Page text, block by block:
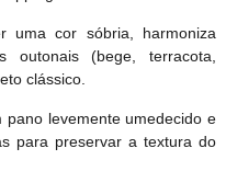
uma cor sóbria, harmoniza
outonais (bege, terracota,
clássico.
pano levemente umedecido e
para preservar a textura do